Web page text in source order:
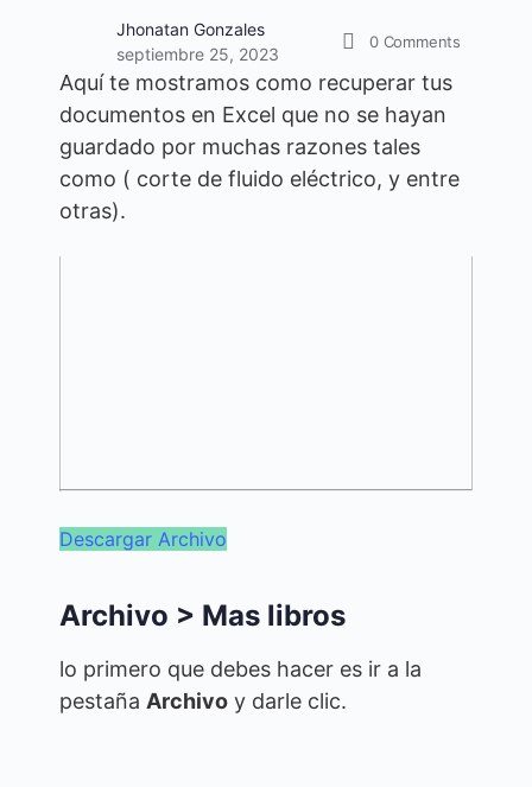
Jhonatan Gonzales
septiembre 25, 2023
0 Comments
Aquí te mostramos como recuperar tus
documentos en Excel que no se hayan
guardado por muchas razones tales
como ( corte de fluido eléctrico, y entre
otras).
Descargar Archivo
Archivo > Mas libros
lo primero que debes hacer es ir a la
pestaña Archivo y darle clic.